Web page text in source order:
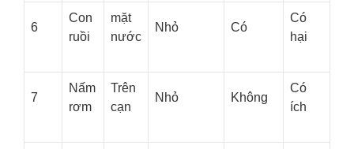
6
Con
ruồi
mặt
nước
Nhỏ Có
Có
hại
7
Nấm
rơm
Trên
cạn
Nhỏ Không
Có
ích